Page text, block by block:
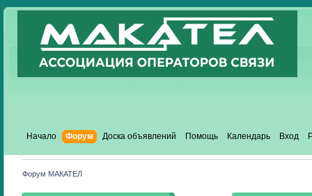
Начало Форум Доска объявлений Помощь Календарь Вход
Форум МАКАТЕЛ